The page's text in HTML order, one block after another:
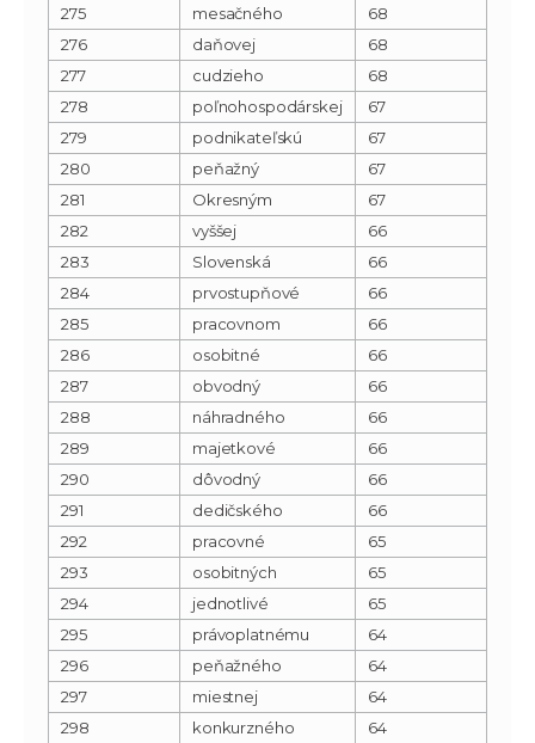
275
mesačného
68
276
daňovej
68
277
cudzieho
68
278
poľnohospodárskej
67
279
podnikateľskú
67
280
peňažný
67
281
Okresným
67
282
vyššej
66
283
Slovenská
66
284
prvostupňové
66
285
pracovnom
66
286
osobitné
66
287
obvodný
66
288
náhradného
66
289
majetkové
66
290
dôvodný
66
291
dedičského
66
292
pracovné
65
293
osobitných
65
294
jednotlivé
65
295
právoplatnému
64
296
peňažného
64
297
miestnej
64
298
konkurzného 64